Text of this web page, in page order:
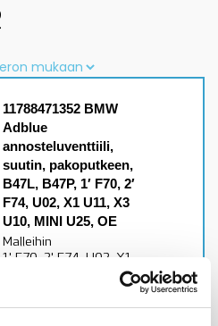
11788471352 BMW
Adblue
annosteluventtiili,
suutin, pakoputkeen,
B47L, B47P, 1′ F70, 2′
F74, U02, X1 U11, X3
U10, MINI U25, OE
Malleihin
1' F70, 2' F74, U02, X1
moottorisetkatso